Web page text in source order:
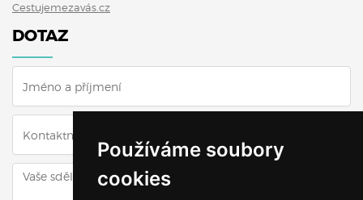
Používáme soubory
cookies
Cestujemezavás.cz
DOTAZ